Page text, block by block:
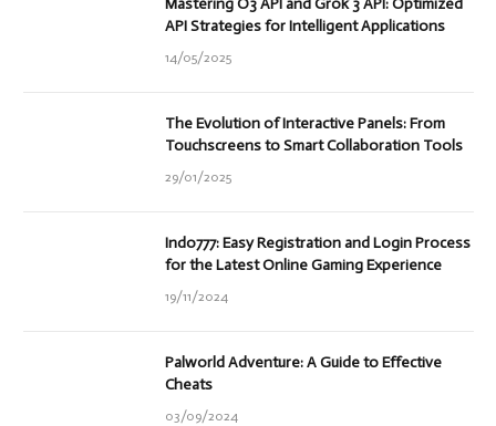
Mastering O3 API and Grok 3 API: Optimized
API Strategies for Intelligent Applications
14/05/2025
The Evolution of Interactive Panels: From
Touchscreens to Smart Collaboration Tools
29/01/2025
Indo777: Easy Registration and Login Process
for the Latest Online Gaming Experience
19/11/2024
Palworld Adventure: A Guide to Effective
Cheats
03/09/2024